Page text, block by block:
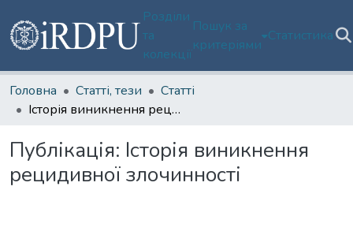
Розділи
та
колекції
Пошук за
критеріями
Статистика
Головна Статті, тези
Статті
Історія виникнення рецидивної злочинності
Публікація: Історія виникнення
рецидивної злочинності